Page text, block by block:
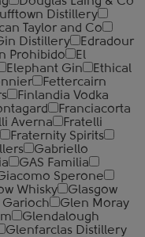
Distillery
Taylor and Co
Distillery
Edradour
Prohibido
El
Elephant Gin
Ethical
Fettercairn
Finlandia Vodka
Franciacorta
Averna
Fratelli
Fraternity Spirits
Gabriello
GAS Familia
Sperone
Whisky
Glasgow
Glen Moray
Glendalough
Glenfarclas Distillery